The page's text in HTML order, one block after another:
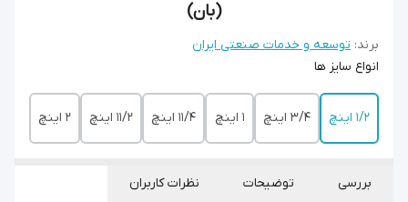
(بان)
برند: توسعه و خدمات صنعتی ایران
انواع سایز ها
۱/۲ اینچ ۳/۴ اینچ ۱ اینچ ۱۱/۴ اینچ ۱۱/۲ اینچ ۲ اینچ
بررسی توضیحات نظرات کاربران